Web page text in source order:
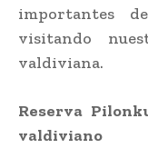
importantes
visitando
valdiviana.
Reserva
valdiviano